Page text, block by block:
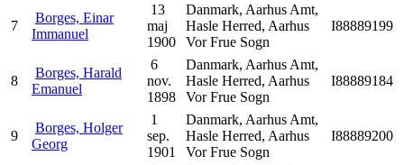
7
Borges, Einar
Immanuel
13
maj
1900
Danmark, Aarhus Amt,
Hasle Herred, Aarhus
Vor Frue Sogn
I88889199
8
Borges, Harald
Emanuel
6
nov.
1898
Danmark, Aarhus Amt,
Hasle Herred, Aarhus
Vor Frue Sogn
I88889184
9
Borges, Holger
Georg
1
sep.
1901
Danmark, Aarhus Amt,
Hasle Herred, Aarhus
Vor Frue Sogn
I88889200